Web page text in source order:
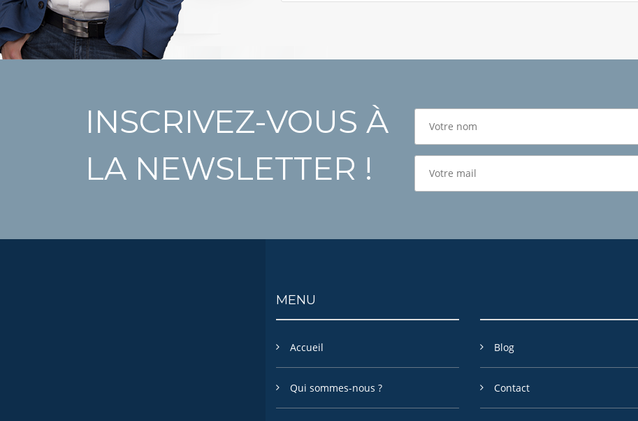
INSCRIVEZ-VOUS À
LA NEWSLETTER !
MENU
Accueil
Qui sommes-nous ?
Blog
Contact